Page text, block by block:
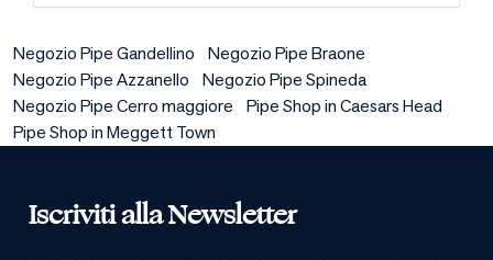
Negozio Pipe Gandellino
Negozio Pipe Braone
Negozio Pipe Azzanello
Negozio Pipe Spineda
Negozio Pipe Cerro maggiore
Pipe Shop in Caesars Head
Pipe Shop in Meggett Town
Iscriviti alla Newsletter